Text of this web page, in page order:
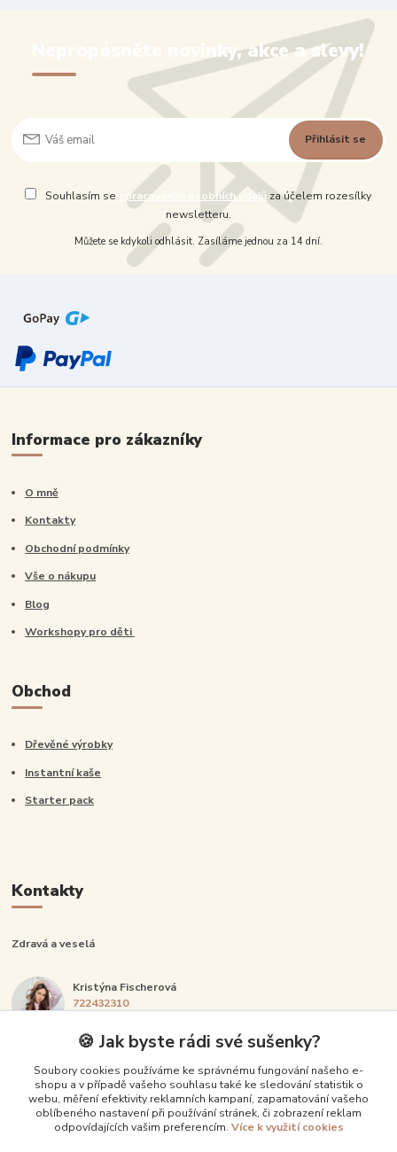
Nepropásněte novinky, akce a slevy!
Přihlásit se
Souhlasím se zpracováním osobních údajů za účelem rozesílky
newsletteru.
Můžete se kdykoli odhlásit. Zasíláme jednou za 14 dní.
Informace pro zákazníky
O mně
Kontakty
Obchodní podmínky
Vše o nákupu
Blog
Workshopy pro děti
Obchod
Dřevěné výrobky
Instantní kaše
Starter pack
Kontakty
Zdravá a veselá
Kristýna Fischerová
722432310
info@zdravaavesela.cz
🍪 Jak byste rádi své sušenky?
Soubory cookies používáme ke správnému fungování našeho e-
shopu a v případě vašeho souhlasu také ke sledování statistik o
webu, měření efektivity reklamních kampaní, zapamatování vašeho
oblíbeného nastavení při používání stránek, či zobrazení reklam
odpovídajících vašim preferencím. Více k využití cookies